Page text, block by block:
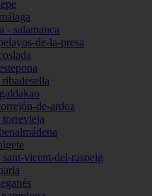
- salamanca
de-la-presa
de-ardoz
vicent-del-raspeig